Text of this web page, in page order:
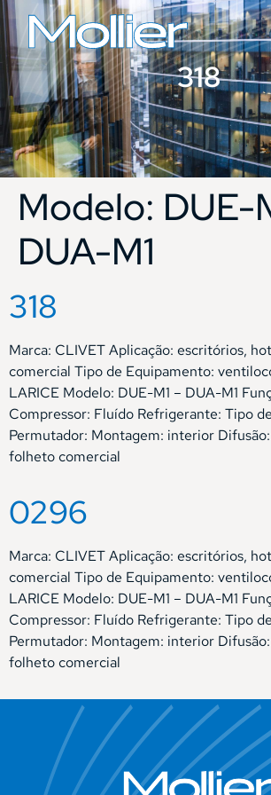
318
Modelo: DUE-
DUA-M1
318
Marca: CLIVET Aplicação: escritórios,
comercial Tipo de Equipamento:
LARICE Modelo: DUE-M1 – DUA-M1
Compressor: Fluído Refrigerante: Tipo
Permutador: Montagem: interior
folheto comercial
0296
Marca: CLIVET Aplicação: escritórios,
comercial Tipo de Equipamento:
LARICE Modelo: DUE-M1 – DUA-M1
Compressor: Fluído Refrigerante: Tipo
Permutador: Montagem: interior
folheto comercial